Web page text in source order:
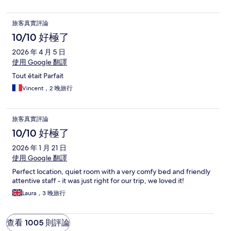
旅客真實評論
10/10 好極了
2026 年 4 月 5 日
使用 Google 翻譯
Tout était Parfait
Vincent，2 晚旅行
旅客真實評論
10/10 好極了
2026 年 1 月 21 日
使用 Google 翻譯
Perfect location, quiet room with a very comfy bed and friendly
attentive staff - it was just right for our trip, we loved it!
Laura，3 晚旅行
查看 1005 則評論